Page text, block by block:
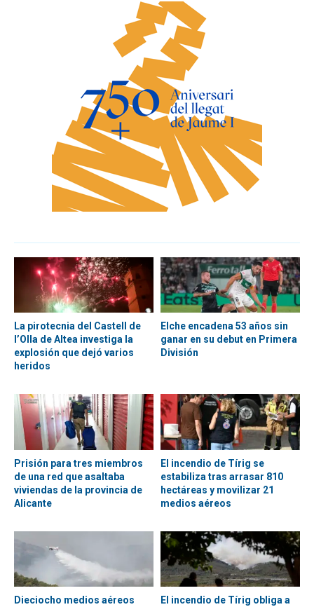
La pirotecnia del Castell de
l’Olla de Altea investiga la
explosión que dejó varios
heridos
Elche encadena 53 años sin
ganar en su debut en Primera
División
Prisión para tres miembros
de una red que asaltaba
viviendas de la provincia de
Alicante
El incendio de Tírig se
estabiliza tras arrasar 810
hectáreas y movilizar 21
medios aéreos
Dieciocho medios aéreos
El incendio de Tírig obliga a